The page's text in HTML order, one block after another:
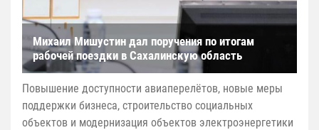
Михаил Мишустин дал поручения по итогам
рабочей поездки в Сахалинскую область
Повышение доступности авиаперелётов, новые меры
поддержки бизнеса, строительство социальных
объектов и модернизация объектов электроэнергетики